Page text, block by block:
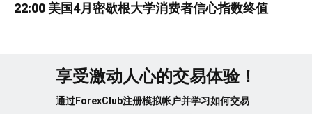
22:00 美国4月密歇根大学消费者信心指数终值
享受激动人心的交易体验！
通过ForexClub注册模拟帐户并学习如何交易